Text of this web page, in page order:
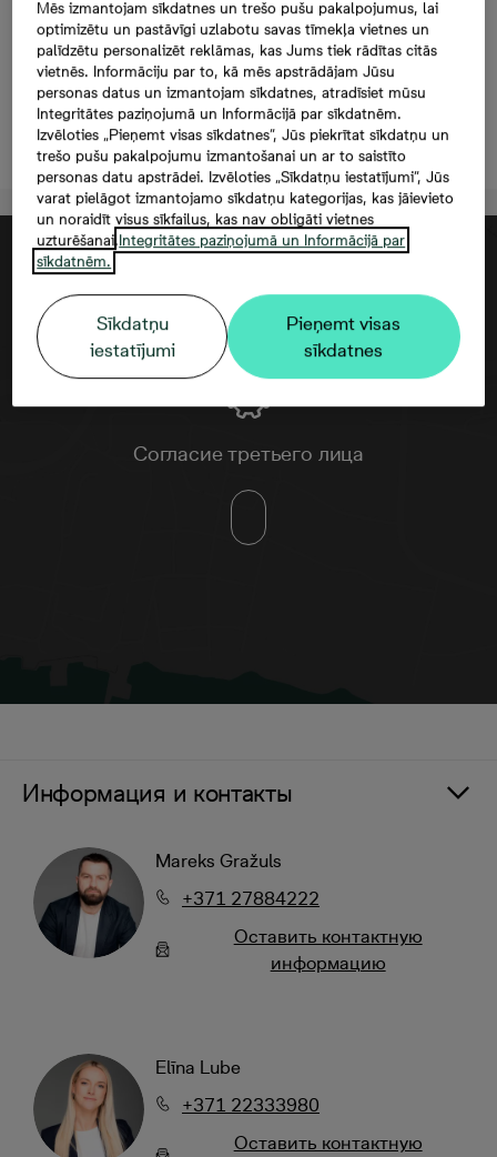
Prūšu 1I-37, 145 000
€, 3 комнаты, 67,8 м²
Oставить контактную информацию
Согласие третьего лица
Информация и контакты
Mareks Gražuls
+371 27884222
Oставить контактную
информацию
Elīna Lube
+371 22333980
Oставить контактную
Mēs izmantojam sīkdatnes un trešo pušu pakalpojumus, lai
optimizētu un pastāvīgi uzlabotu savas tīmekļa vietnes un
palīdzētu personalizēt reklāmas, kas Jums tiek rādītas citās
vietnēs. Informāciju par to, kā mēs apstrādājam Jūsu
personas datus un izmantojam sīkdatnes, atradīsiet mūsu
Integritātes paziņojumā un Informācijā par sīkdatnēm.
Izvēloties „Pieņemt visas sīkdatnes”, Jūs piekrītat sīkdatņu un
trešo pušu pakalpojumu izmantošanai un ar to saistīto
personas datu apstrādei. Izvēloties „Sīkdatņu iestatījumi”, Jūs
varat pielāgot izmantojamo sīkdatņu kategorijas, kas jāievieto
un noraidīt visus sīkfailus, kas nav obligāti vietnes
uzturēšanai.Integritātes paziņojumā un Informācijā par
sīkdatnēm.
Sīkdatņu
iestatījumi
Pieņemt visas
sīkdatnes